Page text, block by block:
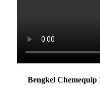
Bengkel